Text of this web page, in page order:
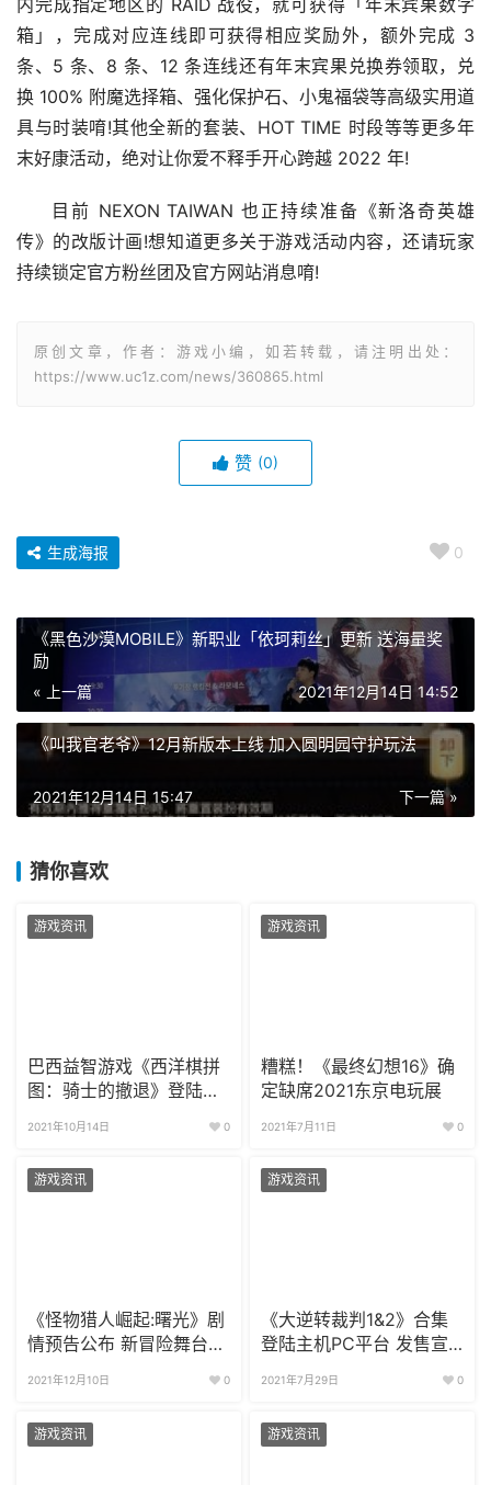
内完成指定地区的 RAID 战役，就可获得「年末宾果数字
箱」，完成对应连线即可获得相应奖励外，额外完成 3
条、5 条、8 条、12 条连线还有年末宾果兑换券领取，兑
换 100% 附魔选择箱、强化保护石、小鬼福袋等高级实用道
具与时装唷!其他全新的套装、HOT TIME 时段等等更多年
末好康活动，绝对让你爱不释手开心跨越 2022 年!
目前 NEXON TAIWAN 也正持续准备《新洛奇英雄
传》的改版计画!想知道更多关于游戏活动内容，还请玩家
持续锁定官方粉丝团及官方网站消息唷!
原创文章，作者：游戏小编，如若转载，请注明出处：
https://www.uc1z.com/news/360865.html
赞 (0)
0
生成海报
《黑色沙漠MOBILE》新职业「依珂莉丝」更新 送海量奖
励
« 上一篇 2021年12月14日 14:52
《叫我官老爷》12月新版本上线 加入圆明园守护玩法
下一篇 »
2021年12月14日 15:47
猜你喜欢
游戏资讯
巴西益智游戏《西洋棋拼
图：骑士的撤退》登陆
2021年10月14日 0
游戏资讯
糟糕！《最终幻想16》确
定缺席2021东京电玩展
2021年7月11日 0
游戏资讯
《怪物猎人崛起:曙光》剧
情预告公布 新冒险舞台公
2021年12月10日 0
游戏资讯
《大逆转裁判1&2》合集
登陆主机PC平台 发售宣
2021年7月29日 0
游戏资讯 游戏资讯